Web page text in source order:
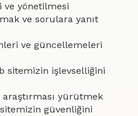
ve yönetilmesi
ve sorulara yanıt
ve güncellemeleri
sitemizin işlevselliğini
yürütmek
güvenliğini